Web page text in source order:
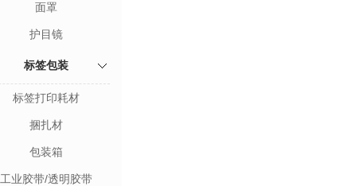
面罩
护目镜
标签包装
标签打印耗材
捆扎材
包装箱
工业胶带/透明胶带